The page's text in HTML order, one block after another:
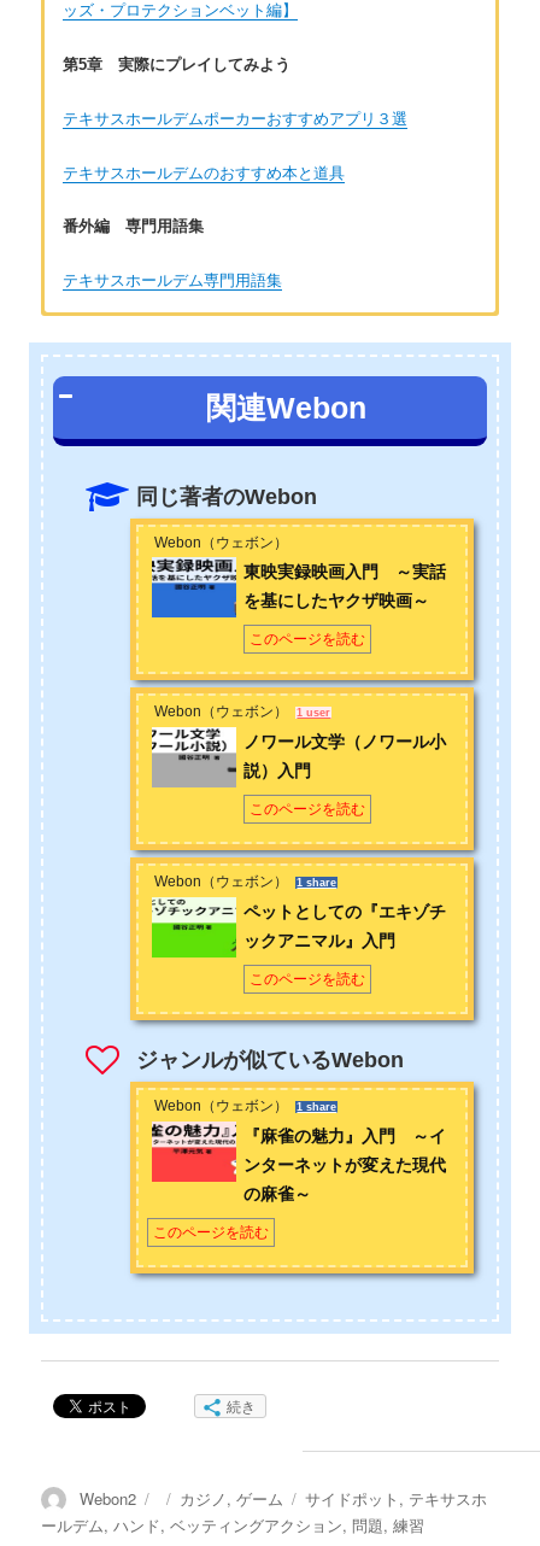
ッズ・プロテクションベット編】
第5章 実際にプレイしてみよう
テキサスホールデムポーカーおすすめアプリ３選
テキサスホールデムのおすすめ本と道具
番外編 専門用語集
テキサスホールデム専門用語集
テキサスホールデムのプレイ歴約4年。海外プレイヤーとのオン
ライン対戦を中心に洋書の教則本を読んで勉強。投資の要素が
お問い合わせはこちら から
関連Webon
同じ著者のWebon
Webon（ウェボン）
東映実録映画入門 ～実話
を基にしたヤクザ映画～
このページを読む
Webon（ウェボン） 1 user
ノワール文学（ノワール小
説）入門
このページを読む
Webon（ウェボン） 1 share
ペットとしての『エキゾチ
ックアニマル』入門
このページを読む
ジャンルが似ているWebon
Webon（ウェボン） 1 share
『麻雀の魅力』入門 ～イ
ンターネットが変えた現代
の麻雀～
このページを読む
続き
投
稿
Webon2
投
稿
カ
テ
カジノ,ゲーム
タ
グ
サイドポット , テキサスホ
ールデム,ハンド,ベッティングアクション,問題,練習